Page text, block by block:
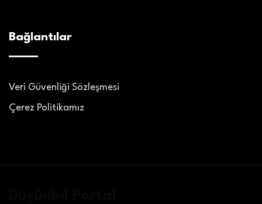
Bağlantılar
Veri Güvenliği Sözleşmesi
Çerez Politikamız